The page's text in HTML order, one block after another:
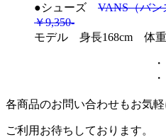
●シューズ VANS（バ
￥9,350-
モデル 身長168cm 体
・
・
各商品のお問い合わせもお気軽
ご利用お待ちしております。